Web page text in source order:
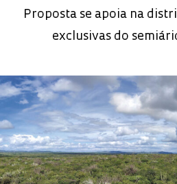
Proposta se apoia na
exclusivas do